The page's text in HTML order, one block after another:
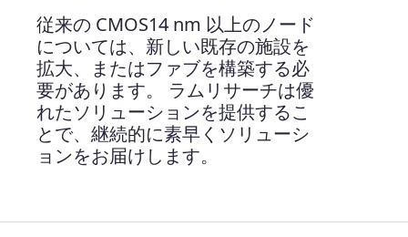
従来の CMOS14 nm 以上のノード
については、新しい既存の施設を
拡大、またはファブを構築する必
要があります。 ラムリサーチは優
れたソリューションを提供するこ
とで、継続的に素早くソリューシ
ョンをお届けします。